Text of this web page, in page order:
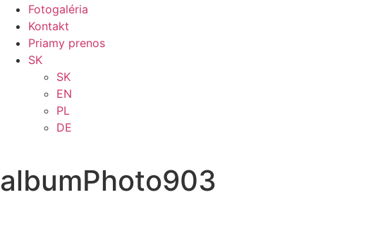
Fotogaléria
Kontakt
Priamy prenos
SK
SK
EN
PL
DE
albumPhoto903